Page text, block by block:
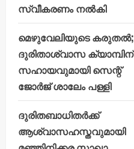
സ്വീകരണം നൽകി
മെഴുവേലിയുടെ കരുതൽ;
ദുരിതാശ്വാസ ക്യാമ്പിന്
സഹായവുമായി സെന്റ്
ജോർജ് ശാലേം പള്ളി
ദുരിതബാധിതർക്ക്
ആശ്വാസഹസ്തവുമായി